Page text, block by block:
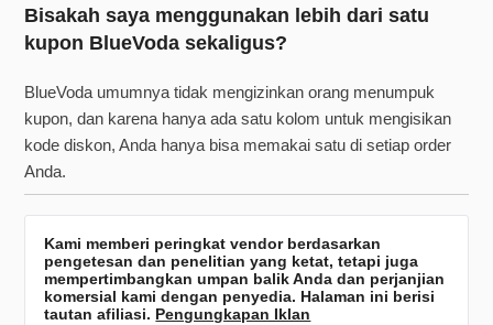
Bisakah saya menggunakan lebih dari satu
kupon BlueVoda sekaligus?
BlueVoda umumnya tidak mengizinkan orang menumpuk
kupon, dan karena hanya ada satu kolom untuk mengisikan
kode diskon, Anda hanya bisa memakai satu di setiap order
Anda.
Kami memberi peringkat vendor berdasarkan
pengetesan dan penelitian yang ketat, tetapi juga
mempertimbangkan umpan balik Anda dan perjanjian
komersial kami dengan penyedia. Halaman ini berisi
tautan afiliasi. Pengungkapan Iklan